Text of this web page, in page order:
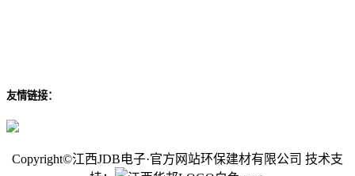
友情链接：
Copyright©江西JDB电子·官方网站环保建材有限公司 技术支